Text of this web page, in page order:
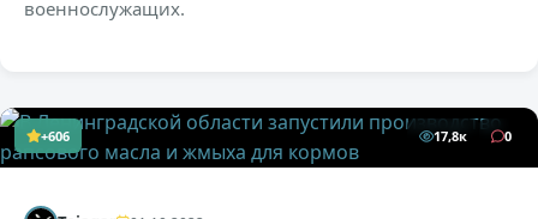
военнослужащих.
+606 17,8к 0